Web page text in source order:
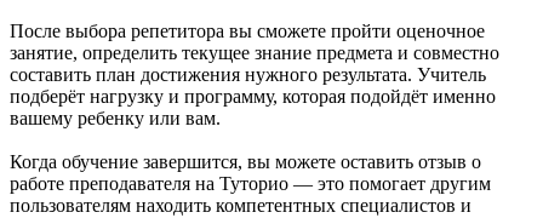
После выбора репетитора вы сможете пройти оценочное
занятие, определить текущее знание предмета и совместно
составить план достижения нужного результата. Учитель
подберёт нагрузку и программу, которая подойдёт именно
вашему ребенку или вам.
Когда обучение завершится, вы можете оставить отзыв о
работе преподавателя на Туторио — это помогает другим
пользователям находить компетентных специалистов и